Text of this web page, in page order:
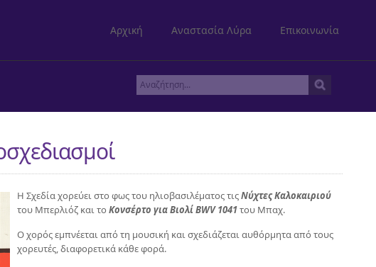
Αρχική Αναστασία Λύρα Επικοινωνία
Η Σχεδία χορεύει στο φως του ηλιοβασιλέματος τιςΝύχτες Καλοκαιριού
του Μπερλιόζ και το Κονσέρτο για Βιολί BWV 1041του Μπαχ.
Ο χορός εμπνέεται από τη μουσική και σχεδιάζεται αυθόρμητα από τους
χορευτές, διαφορετικά κάθε φορά.